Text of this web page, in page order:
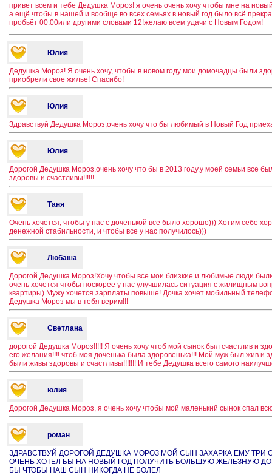
привет всем и тебе Дедушка Мороз! я очень очень хочу чтобы мне на
а ещё чтобы в нашей и вообще во всех семьях в новый год было всё
пробьёт 00:00или другими словами 12!желаю всем удачи с Новым Годом!
Юлия
Дедушка Мороз! Я очень хочу, чтобы в новом году мои домочадцы были
приобрели свое жилье! Спасибо!
Юлия
Здравствуй Дедушка Мороз,очень хочу что бы любимый в Новый Год
Юлия
Дорогой Дедушка Мороз,очень хочу что бы в 2013 году,у моей семьи все
здоровы и счастливы!!!!!!
Таня
Очень хочется, чтобы у нас с доченькой все было хорошо))) Хотим себе
денежной стабильности, и чтобы все у нас получилось)))
Любаша
Дорогой Дедушка Мороз!Хочу чтобы все мои близкие и любимые люди
очень хочется чтобы поскорее у нас улучшилась ситуация с жилищным
квартиры).Мужу хочется зарплаты повыше! Дочка хочет мобильный
Дедушка Мороз мы в тебя верим!!!
Светлана
дорогой Дедушка Мороз!!!!! Я очень хочу чтоб мой сынок был счастлив и
его желания!!!! чтоб моя доченька была здоровенька!!! Мой муж был жив и
были живы здоровы и счастливы!!!!!!! И тебе Дедушка всего самого
юлия
Дорогой Дедушка Мороз, я очень хочу чтобы мой маленький сынок спал всю
роман
ЗДРАВСТВУЙ ДОРОГОЙ ДЕДУШКА МОРОЗ МОЙ СЫН ЗАХАРКА ЕМУ ТРИ
ОЧЕНЬ ХОТЕЛ БЫ НА НОВЫЙ ГОД ПОЛУЧИТЬ БОЛЬШУЮ ЖЕЛЕЗНУЮ
БЫ ЧТОБЫ НАШ СЫН НИКОГДА НЕ БОЛЕЛ